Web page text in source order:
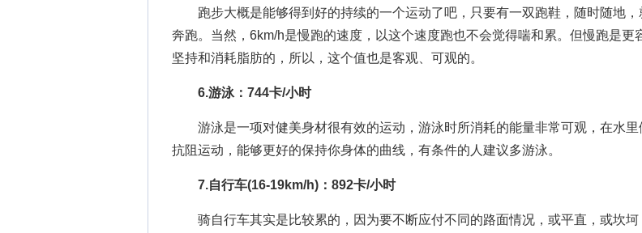
跑步大概是能够得到好的持续的一个运动了吧，只要有一双跑鞋，随时随地，
奔跑。当然，6km/h是慢跑的速度，以这个速度跑也不会觉得喘和累。但慢跑是更
坚持和消耗脂肪的，所以，这个值也是客观、可观的。
6.游泳：744卡/小时
游泳是一项对健美身材很有效的运动，游泳时所消耗的能量非常可观，在水里
抗阻运动，能够更好的保持你身体的曲线，有条件的人建议多游泳。
7.自行车(16-19km/h)：892卡/小时
骑自行车其实是比较累的，因为要不断应付不同的路面情况，或平直，或坎坷